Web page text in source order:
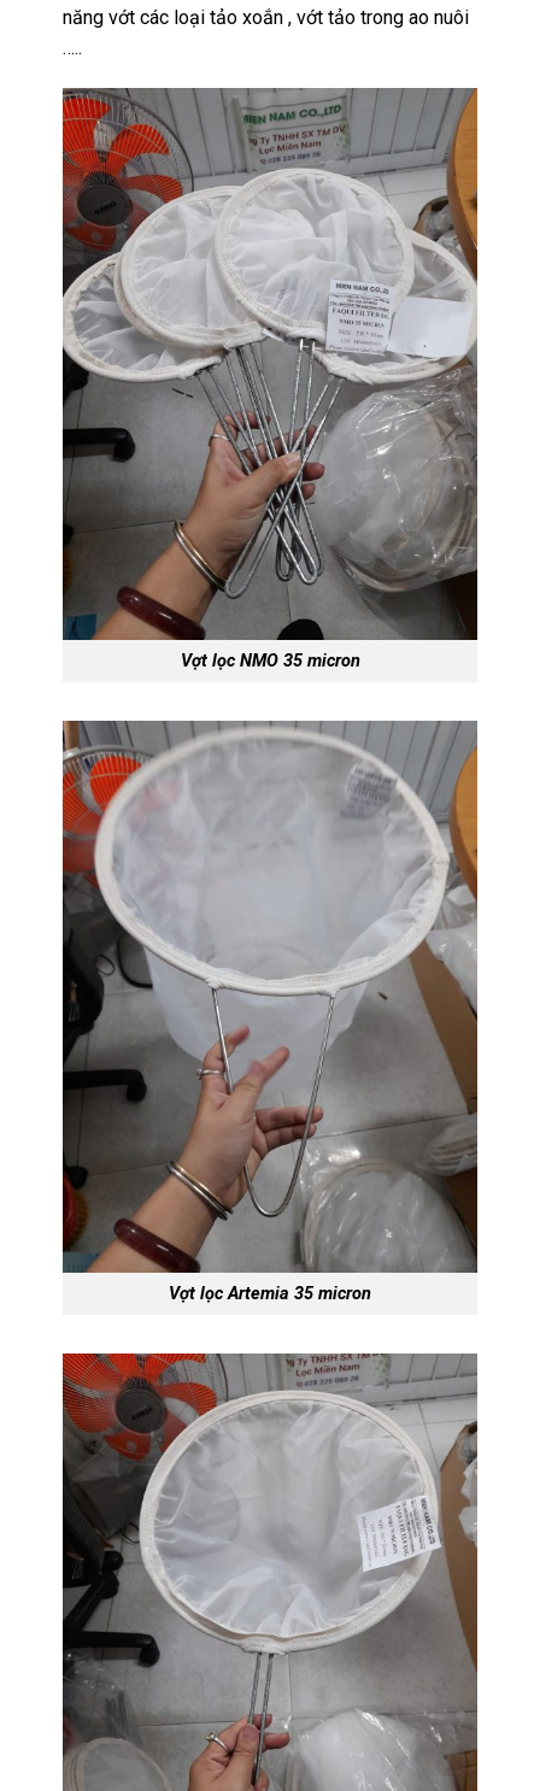
năng vớt các loại tảo xoắn , vớt tảo trong ao nuôi
…..
Vợt lọc NMO 35 micron
Vợt lọc Artemia 35 micron